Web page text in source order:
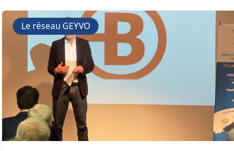
Le réseau GEYVO